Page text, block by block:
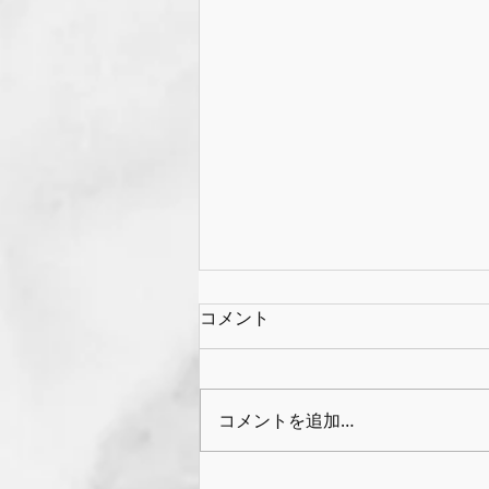
コメント
コメントを追加…